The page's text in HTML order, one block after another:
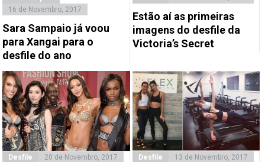
16 de Novembro, 2017
Sara Sampaio já voou
para Xangai para o
desfile do ano
Estão aí as primeiras
imagens do desfile da
Victoria’s Secret
Desfile 20 de Novembro, 2017 Desfile 13 de Novembro, 2017